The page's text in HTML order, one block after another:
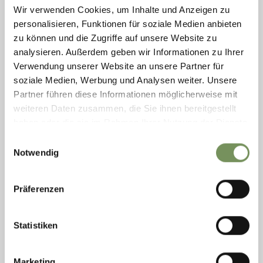
Wir verwenden Cookies, um Inhalte und Anzeigen zu
personalisieren, Funktionen für soziale Medien anbieten
zu können und die Zugriffe auf unsere Website zu
analysieren. Außerdem geben wir Informationen zu Ihrer
Verwendung unserer Website an unsere Partner für
soziale Medien, Werbung und Analysen weiter. Unsere
Partner führen diese Informationen möglicherweise mit
weiteren Daten zusammen, die Sie ihnen bereitgestellt
Notwendig
Präferenzen
Statistiken
samedi
07:00 - 22:00
mercrediLIRE PLUS